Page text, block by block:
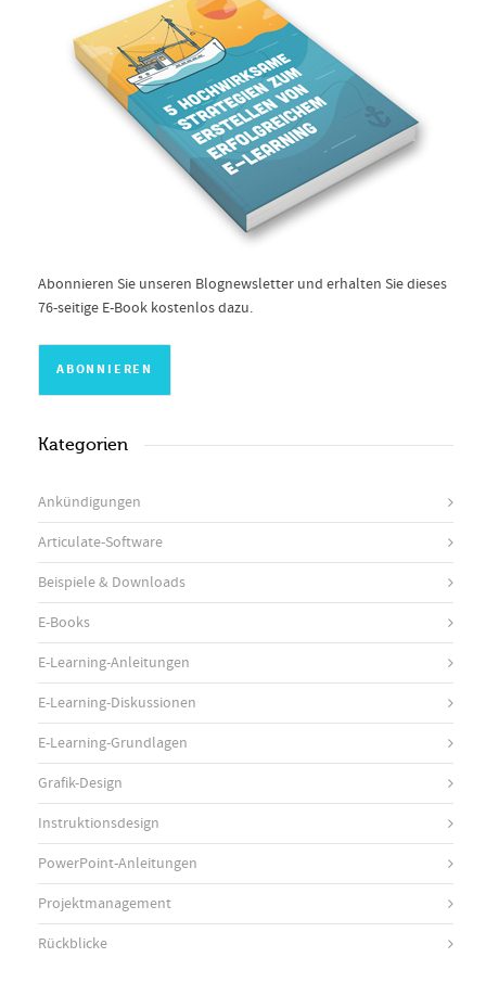
Abonnieren Sie unseren Blognewsletter und erhalten Sie dieses
76-seitige E-Book kostenlos dazu.
Kategorien
Ankündigungen
Articulate-Software
Beispiele & Downloads
E-Books
E-Learning-Anleitungen
E-Learning-Diskussionen
E-Learning-Grundlagen
Grafik-Design
Instruktionsdesign
PowerPoint-Anleitungen
Projektmanagement
Rückblicke